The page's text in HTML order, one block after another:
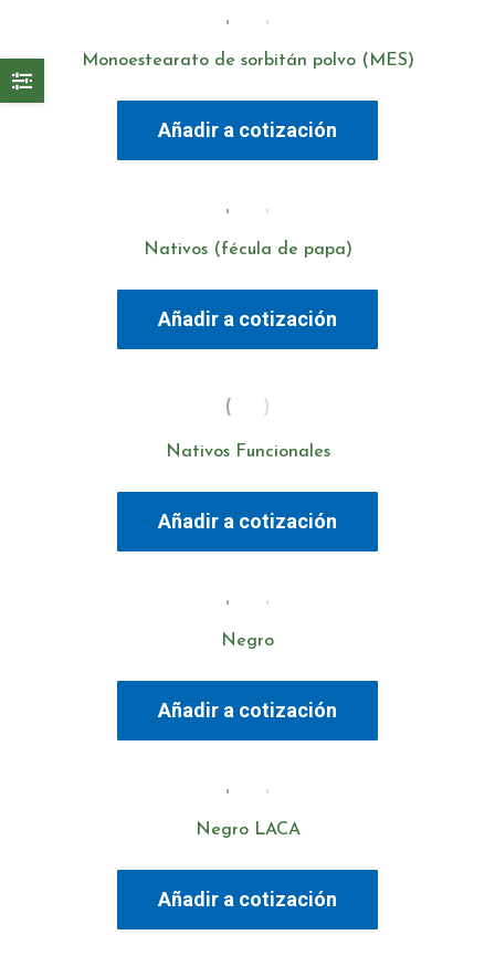
Monoestearato de sorbitán polvo (MES)
Añadir a cotización
Nativos (fécula de papa)
Añadir a cotización
Nativos Funcionales
Añadir a cotización
Negro
Añadir a cotización
Negro LACA
Añadir a cotización